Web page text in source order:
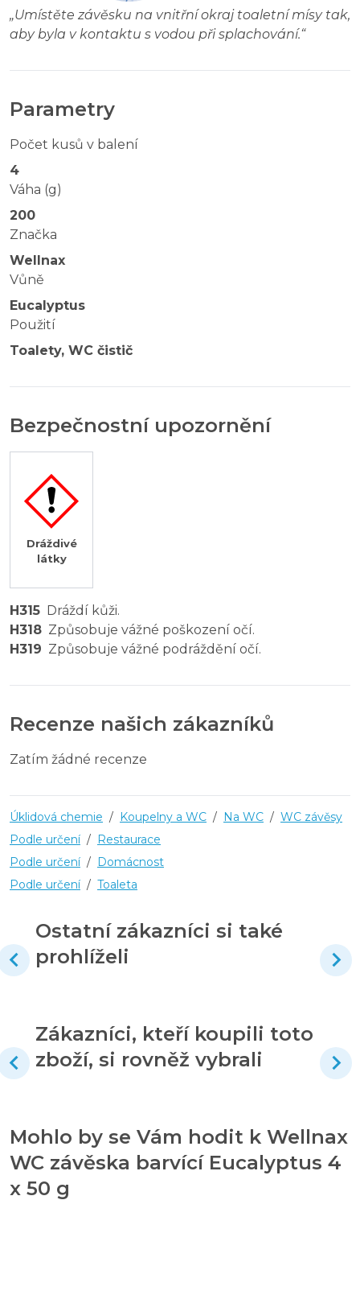
„Umístěte závěsku na vnitřní okraj toaletní mísy tak,
aby byla v kontaktu s vodou při splachování.“
Parametry
Počet kusů v balení
4
Váha (g)
200
Značka
Wellnax
Vůně
Eucalyptus
Použití
Toalety, WC čistič
Bezpečnostní upozornění
Dráždivé
látky
H315 Dráždí kůži.
H318 Způsobuje vážné poškození očí.
H319 Způsobuje vážné podráždění očí.
Recenze našich zákazníků
Zatím žádné recenze
Úklidová chemie / Koupelny a WC / Na WC / WC závěsy
Podle určení / Restaurace
Podle určení / Domácnost
Podle určení / Toaleta
Ostatní zákazníci si také
prohlíželi
Zákazníci, kteří koupili toto
zboží, si rovněž vybrali
Mohlo by se Vám hodit k Wellnax
WC závěska barvící Eucalyptus 4
x 50 g